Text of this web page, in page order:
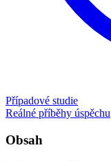
Případové studie
Reálné příběhy úspěchu
Obsah